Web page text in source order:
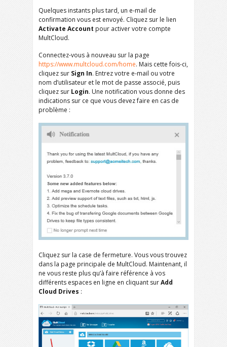
Quelques instants plus tard, un e-mail de
confirmation vous est envoyé. Cliquez sur le lien
Activate Account pour activer votre compte
MultCloud.
Connectez-vous à nouveau sur la page
https://www.multcloud.com/home. Mais cette fois-ci,
cliquez sur Sign In. Entrez votre e-mail ou votre
nom d’utilisateur et le mot de passe associé, puis
cliquez sur Login. Une notification vous donne des
indications sur ce que vous devez faire en cas de
problème :
Cliquez sur la case de fermeture. Vous vous trouvez
dans la page principale de MultCloud. Maintenant, il
ne vous reste plus qu’à faire référence à vos
différents espaces en ligne en cliquant surAdd
Cloud Drives :